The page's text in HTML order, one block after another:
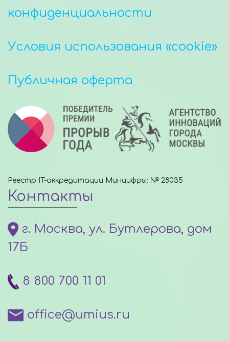
конфиденциальности
Условия использования «cookie»
Публичная оферта
Реестр IT-аккредитации Минцифры: № 28035
Контакты
г. Москва, ул. Бутлерова, дом
17Б
8 800 700 11 01
office@umius.ru